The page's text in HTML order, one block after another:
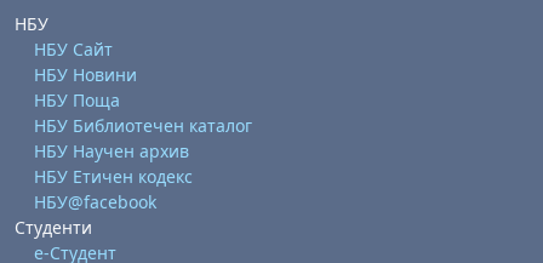
август
август
15 август
неделя, 16 август
август
август
22 август
неделя, 23 август
август
август
29 август
неделя, 30 август
НБУ
НБУ Сайт
НБУ Новини
НБУ Поща
НБУ Библиотечен каталог
НБУ Научен архив
НБУ Етичен кодекс
НБУ@facebook
Студенти
е-Студент